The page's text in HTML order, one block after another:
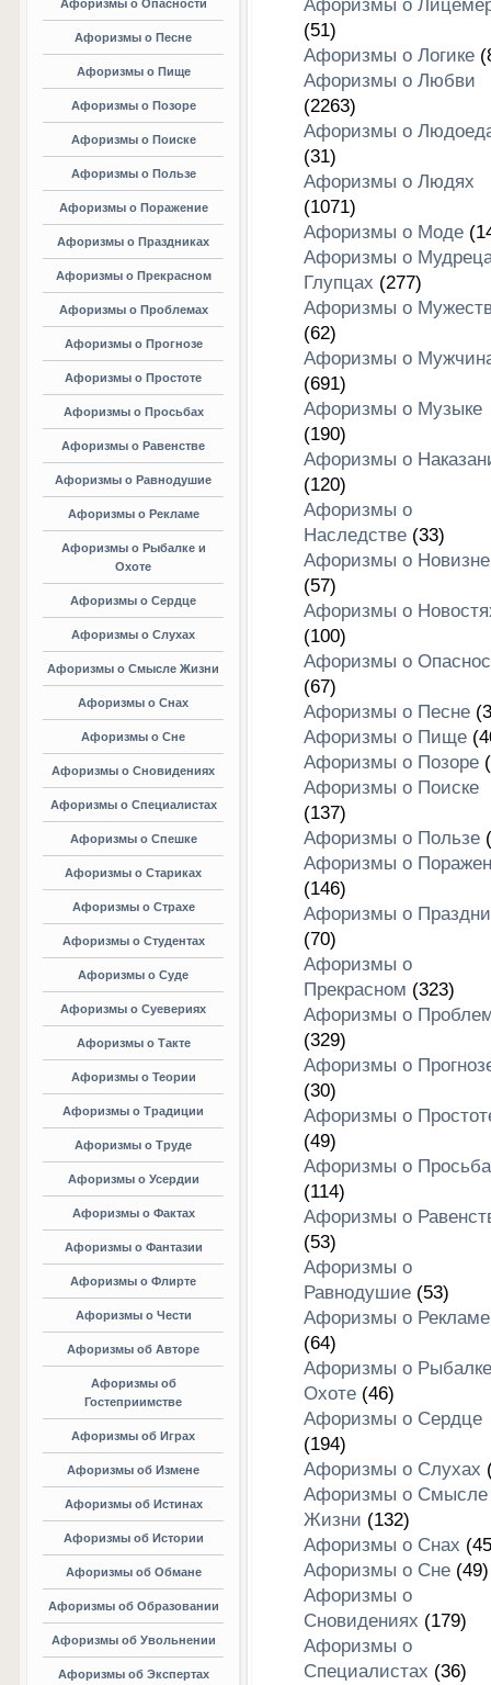
Афоризмы о Опасности
Афоризмы о Песне
Афоризмы о Пище
Афоризмы о Позоре
Афоризмы о Поиске
Афоризмы о Пользе
Афоризмы о Поражение
Афоризмы о Праздниках
Афоризмы о Прекрасном
Афоризмы о Проблемах
Афоризмы о Прогнозе
Афоризмы о Простоте
Афоризмы о Просьбах
Афоризмы о Равенстве
Афоризмы о Равнодушие
Афоризмы о Рекламе
Афоризмы о Рыбалке и
Охоте
Афоризмы о Сердце
Афоризмы о Слухах
Афоризмы о Смысле Жизни
Афоризмы о Снах
Афоризмы о Сне
Афоризмы о Сновидениях
Афоризмы о Специалистах
Афоризмы о Спешке
Афоризмы о Стариках
Афоризмы о Страхе
Афоризмы о Студентах
Афоризмы о Суде
Афоризмы о Суевериях
Афоризмы о Такте
Афоризмы о Теории
Афоризмы о Традиции
Афоризмы о Труде
Афоризмы о Усердии
Афоризмы о Фактах
Афоризмы о Фантазии
Афоризмы о Флирте
Афоризмы о Чести
Афоризмы об Авторе
Афоризмы об
Гостеприимстве
Афоризмы об Играх
Афоризмы об Измене
Афоризмы об Истинах
Афоризмы об Истории
Афоризмы об Обмане
Афоризмы об Образовании
Афоризмы об Увольнении
Афоризмы об Экспертах
Афоризмы о
(51)
Афоризмы о Логике
Афоризмы о Любви
(2263)
Афоризмы о
(31)
Афоризмы о Людях
(1071)
Афоризмы о Моде
Афоризмы о
Глупцах (277)
Афоризмы о
(62)
Афоризмы о
(691)
Афоризмы о Музыке
(190)
Афоризмы о
(120)
Афоризмы о
Наследстве(33)
Афоризмы о Новизне
(57)
Афоризмы о
(100)
Афоризмы о
(67)
Афоризмы о Песне
Афоризмы о Пище
Афоризмы о Позоре
Афоризмы о Поиске
(137)
Афоризмы о Пользе
Афоризмы о
(146)
Афоризмы о
(70)
Афоризмы о
Прекрасном (323)
Афоризмы о
(329)
Афоризмы о
(30)
Афоризмы о
(49)
Афоризмы о
(114)
Афоризмы о
(53)
Афоризмы о
Равнодушие(53)
Афоризмы о Рекламе
(64)
Афоризмы о
Охоте(46)
Афоризмы о Сердце
(194)
Афоризмы о Слухах
Афоризмы о Смысле
Жизни (132)
Афоризмы о Снах
Афоризмы о Сне(49)
Афоризмы о
Сновидениях (179)
Афоризмы о
Специалистах (36)